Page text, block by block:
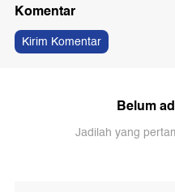
Komentar
Kirim Komentar
Belum
Jadilah yang